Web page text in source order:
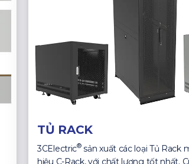
TỦ RACK
3CElectric®sản xuất các loại Tủ Rack
hiệu C-Rack, với chất lượng tốt nhất.